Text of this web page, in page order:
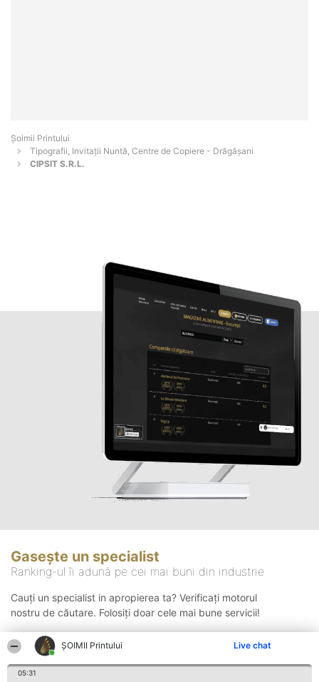
ŞOIMII Printului Live chat
05:31
Şoimii Printului
Tipografii, Invitații Nuntă, Centre de Copiere - Drăgăşani
CIPSIT S.R.L.
Gasește un specialist
Ranking-ul îi adună pe cei mai buni din industrie
Cauți un specialist in apropierea ta? Verificați motorul
nostru de căutare. Folosiți doar cele mai bune servicii!